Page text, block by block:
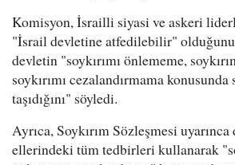
Komisyon, İsrailli siyasi ve askeri
"İsrail devletine atfedilebilir"
devletin "soykırımı önlememe,
soykırımı cezalandırmama
taşıdığını" söyledi.
Ayrıca, Soykırım Sözleşmesi
ellerindeki tüm tedbirleri kullanarak